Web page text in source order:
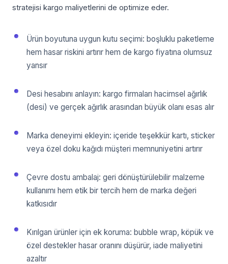
stratejisi kargo maliyetlerini de optimize eder.
Ürün boyutuna uygun kutu seçimi: boşluklu paketleme
hem hasar riskini artırır hem de kargo fiyatına olumsuz
yansır
Desi hesabını anlayın: kargo firmaları hacimsel ağırlık
(desi) ve gerçek ağırlık arasından büyük olanı esas alır
Marka deneyimi ekleyin: içeride teşekkür kartı, sticker
veya özel doku kağıdı müşteri memnuniyetini artırır
Çevre dostu ambalaj: geri dönüştürülebilir malzeme
kullanımı hem etik bir tercih hem de marka değeri
katkısıdır
Kırılgan ürünler için ek koruma: bubble wrap, köpük ve
özel destekler hasar oranını düşürür, iade maliyetini
azaltır